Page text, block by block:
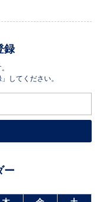
録
してください。
木 金
土